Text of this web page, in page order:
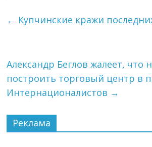
← Купчинские кражи
Александр Беглов жалеет, что
построить торговый центр в
Интернационалистов →
Реклама